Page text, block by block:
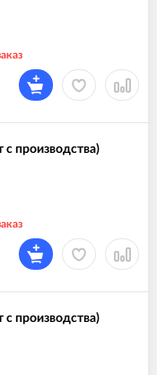
с производства)
с производства)